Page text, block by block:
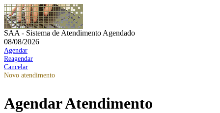
SAA - Sistema de Atendimento Agendado
08/08/2026
Agendar
Reagendar
Cancelar
Novo atendimento
Agendar Atendimento